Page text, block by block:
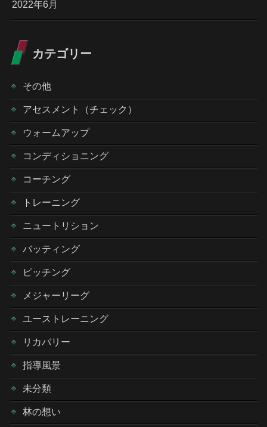
2022年6月
カテゴリー
その他
アセスメント（チェック）
ウォームアップ
コンディショニング
コーチング
トレーニング
ニュートリション
バッティング
ピッチング
メジャーリーグ
ユーストレーニング
リカバリー
指導風景
未分類
林の想い